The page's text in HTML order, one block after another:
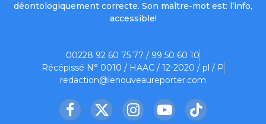
déontologiquement correcte. Son maître-mot est: l’info,
accessible!
00228 92 60 75 77 / 99 50 60 10
Récépissé N° 0010 / HAAC / 12-2020 / pl / P
redaction@lenouveaureporter.com
Facebook
X
InstagramYouTubeTikTok